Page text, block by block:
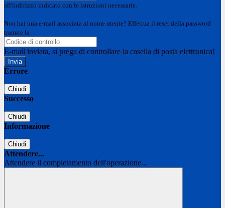
all'indirizzo indicato con le istruzioni necessarie.
Non hai una e-mail associata al nome utente? Effettua il reset della password
tramite la
E-mail inviata, si prega di controllare la casella di posta elettronica!
Errore
Chiudi
Successo
Chiudi
Informazione
Chiudi
Attendere...
Attendere il completamento dell'operazione...